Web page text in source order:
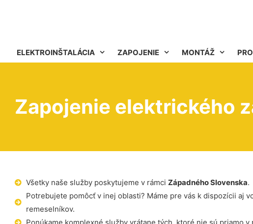
ELEKTROINŠTALÁCIA ZAPOJENIE MONTÁŽ
Zapojenie elektrického
Všetky naše služby poskytujeme v rámci Západného Slovenska.
Potrebujete pomôcť v inej oblasti? Máme pre vás k dispozícii aj
remeselníkov.